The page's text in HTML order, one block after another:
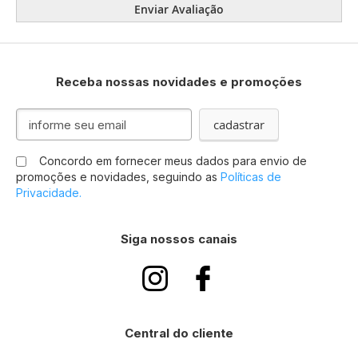
Enviar Avaliação
Receba nossas novidades e promoções
Inscreva-
nossa
Newsletter:
cadastrar
Concordo em fornecer meus dados para envio de
promoções e novidades, seguindo as Políticas de
Privacidade.
Siga nossos canais
Central do cliente